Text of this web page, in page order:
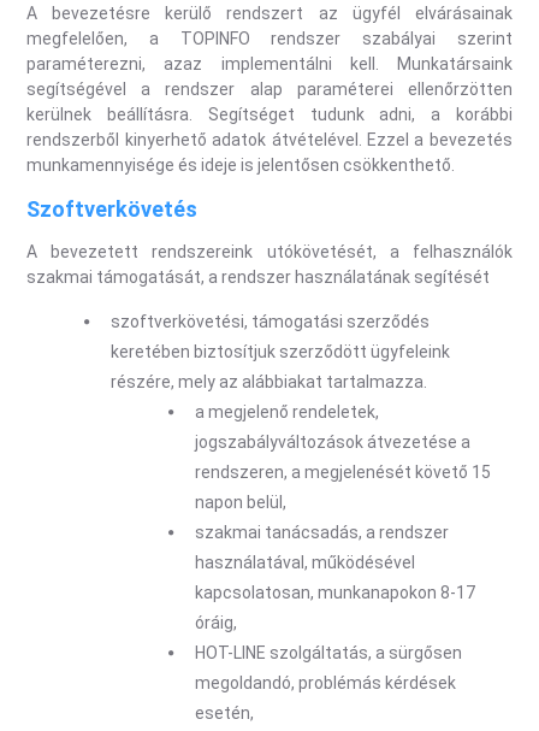
A bevezetésre kerülő rendszert az ügyfél elvárásainak
megfelelően, a TOPINFO rendszer szabályai szerint
paraméterezni, azaz implementálni kell. Munkatársaink
segítségével a rendszer alap paraméterei ellenőrzötten
kerülnek beállításra. Segítséget tudunk adni, a korábbi
rendszerből kinyerhető adatok átvételével. Ezzel a bevezetés
munkamennyisége és ideje is jelentősen csökkenthető.
Szoftverkövetés
A bevezetett rendszereink utókövetését, a felhasználók
szakmai támogatását, a rendszer használatának segítését
szoftverkövetési, támogatási szerződés
keretében biztosítjuk szerződött ügyfeleink
részére, mely az alábbiakat tartalmazza.
a megjelenő rendeletek,
jogszabályváltozások átvezetése a
rendszeren, a megjelenését követő 15
napon belül,
szakmai tanácsadás, a rendszer
használatával, működésével
kapcsolatosan, munkanapokon 8-17
óráig,
HOT-LINE szolgáltatás, a sürgősen
megoldandó, problémás kérdések
esetén,